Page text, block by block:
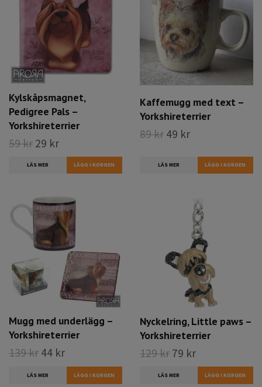
Kylskåpsmagnet,
Pedigree Pals –
Yorkshireterrier
59 kr 29 kr
LÄS MER
Kaffemugg med text –
Yorkshireterrier
89 kr 49 kr
LÄS MER
Mugg med underlägg –
Yorkshireterrier
139 kr 44 kr
LÄS MER
Nyckelring, Little paws –
Yorkshireterrier
129 kr 79 kr
LÄS MER